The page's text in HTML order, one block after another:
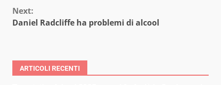
Next:
Daniel Radcliffe ha problemi di alcool
ARTICOLI RECENTI